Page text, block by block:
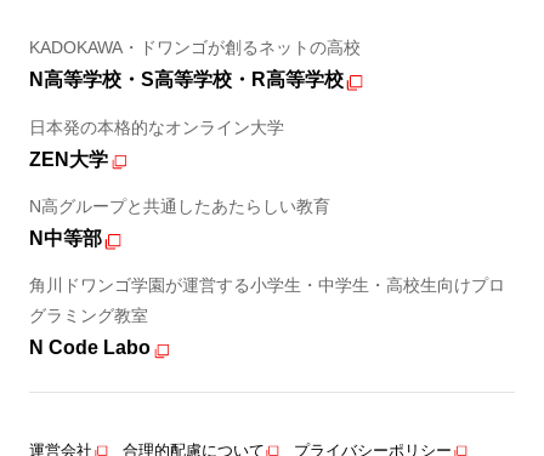
KADOKAWA・ドワンゴが創るネットの高校
N高等学校・S高等学校・R高等学校
日本発の本格的なオンライン大学
ZEN大学
N高グループと共通したあたらしい教育
N中等部
角川ドワンゴ学園が運営する小学生・中学生・高校生向けプロ
グラミング教室
N Code Labo
運営会社 合理的配慮について プライバシーポリシー